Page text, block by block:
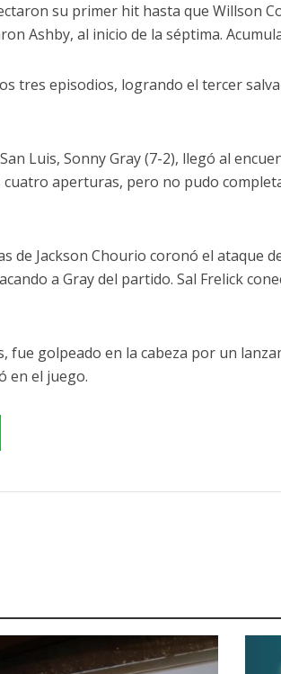
su primer hit hasta que Willson
Ashby, al inicio de la séptima.
tres episodios, logrando el tercer
Luis, Sonny Gray (7-2), llegó al
aperturas, pero no pudo
de Jackson Chourio coronó el ataque
a Gray del partido. Sal Frelick
fue golpeado en la cabeza por un
en el juego.